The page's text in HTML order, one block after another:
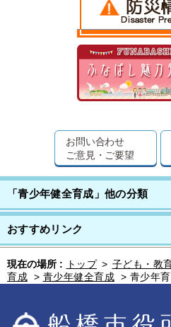
お問い合わせ
ご意見・ご要望
「青少年健全育成」他の分類
おすすめリンク
現在の場所 : トップ > 子ども・教
育成 > 青少年健全育成 > 青少年